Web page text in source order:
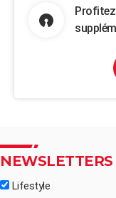
NEWSLETTERS
Lifestyle